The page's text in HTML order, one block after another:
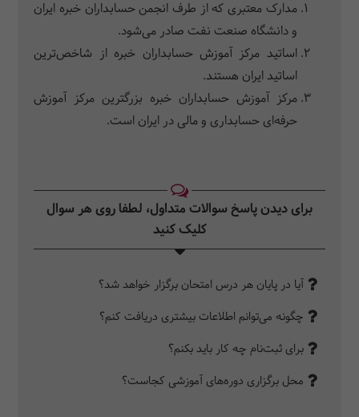
مدارک معتبری که از طرف انجمن حسابداران خبره ایران
و دانشگاه صنعت نفت صادر می‌شود.
اساتید مرکز آموزش حسابداران خبره از شاخص‌ترین
اساتید ایران هستند.
مرکز آموزش حسابداران خبره بزرگترین مرکز آموزش
حرفه‌ای حسابداری و مالی در ایران است.
برای دیدن پاسخ سوالات متداول، لطفا روی هر سوال
کلیک کنید‎
آیا در پایان هر درس امتحان برگزار خواهد شد؟
چگونه می‌توانم اطلاعات بیشتری دریافت کنم؟
برای ثبت‌نام چه کار باید بکنم؟
محل برگزاری دوره‌های آموزشی کجاست؟